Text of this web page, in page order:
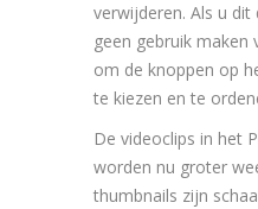
verwijderen. Als u
geen gebruik maken
om de knoppen op
te kiezen en te
De videoclips in het
worden nu groter
thumbnails zijn